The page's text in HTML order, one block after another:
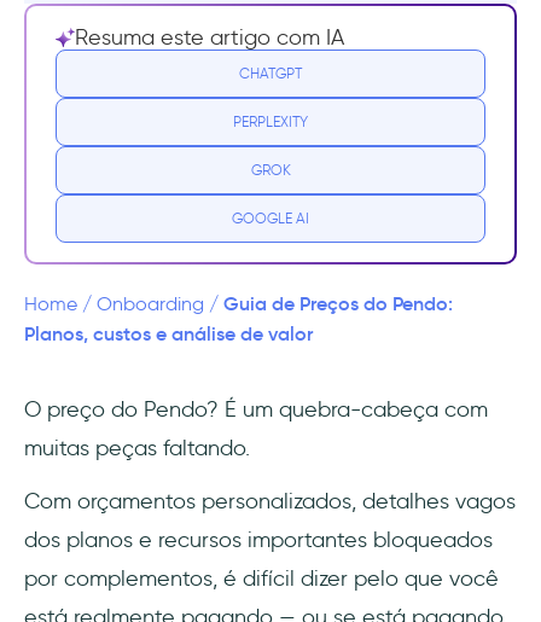
Resumo
Para que o Pendo é usado?
Quais são os níveis de preços do Pendo?
O custo do Pendo vale a pena? (Prós e
contras)
Contras do Pendo
Uma alternativa melhor: UserGuiding
Resuma este artigo com IA
CHATGPT
PERPLEXITY
GROK
GOOGLE AI
Home / Onboarding / Guia de Preços do Pendo:
Planos, custos e análise de valor
O preço do Pendo? É um quebra-cabeça com
muitas peças faltando.
Com orçamentos personalizados, detalhes vagos
dos planos e recursos importantes bloqueados
por complementos, é difícil dizer pelo que você